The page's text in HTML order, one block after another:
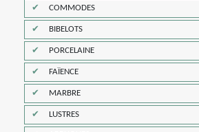
COMMODES
BIBELOTS
PORCELAINE
FAÏENCE
MARBRE
LUSTRES